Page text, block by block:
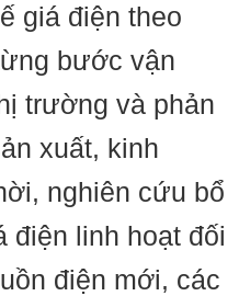
giá điện theo
bước vận
trường và phản
xuất, kinh
nghiên cứu bổ
điện linh hoạt đối
điện mới, các